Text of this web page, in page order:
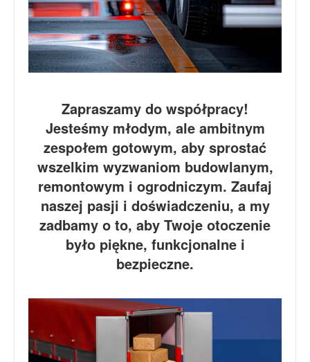
Zapraszamy do współpracy!
Jesteśmy młodym, ale ambitnym
zespołem gotowym, aby sprostać
wszelkim wyzwaniom budowlanym,
remontowym i ogrodniczym. Zaufaj
naszej pasji i doświadczeniu, a my
zadbamy o to, aby Twoje otoczenie
było piękne, funkcjonalne i
bezpieczne.